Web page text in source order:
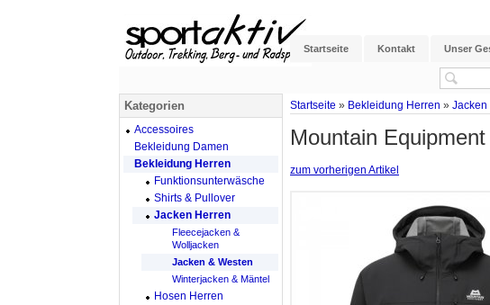
Startseite Kontakt Unser
Startseite » Bekleidung Herren »
Mountain
zum vorherigen Artikel
Kategorien
Accessoires
Bekleidung Damen
Bekleidung Herren
Funktionsunterwäsche
Shirts & Pullover
Jacken Herren
Fleecejacken &
Wolljacken
Jacken & Westen
Winterjacken & Mäntel
Hosen Herren